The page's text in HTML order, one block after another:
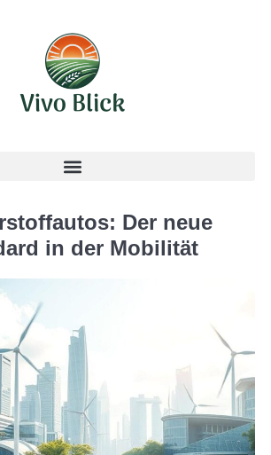
Der neue
in der Mobilität